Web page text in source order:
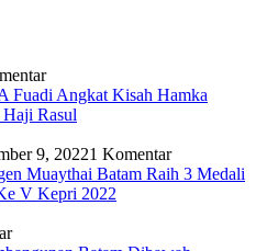
Fuadi Angkat Kisah Hamka
Rasul
9, 20221 Komentar
Muaythai Batam Raih 3 Medali
V Kepri 2022